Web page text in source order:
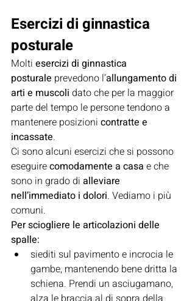
Esercizi di ginnastica
posturale
Molti esercizi di ginnastica
posturale prevedono l’allungamento di
arti e muscoli dato che per la maggior
parte del tempo le persone tendono a
mantenere posizioni contratte e
incassate.
Ci sono alcuni esercizi che si possono
eseguire comodamente a casa e che
sono in grado di alleviare
nell’immediato i dolori. Vediamo i più
comuni.
Per sciogliere le articolazioni delle
spalle:
siediti sul pavimento e incrocia le
gambe, mantenendo bene dritta la
schiena. Prendi un asciugamano,